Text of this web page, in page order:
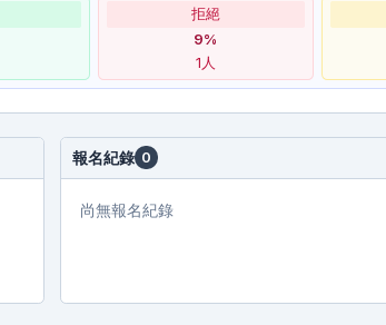
拒絕
9%
1 人
報名紀錄 0
尚無報名紀錄